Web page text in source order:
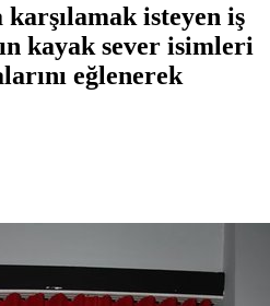
karşılamak isteyen iş
kayak sever isimleri
eğlenerek